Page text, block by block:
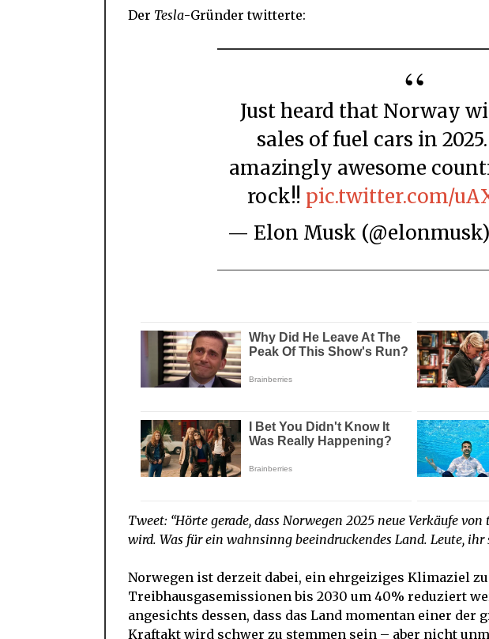
Der Tesla-Gründer twitterte:
Just heard that Norway will ban new
sales of fuel cars in
amazingly awesome
rock!! pic.twitter.com/
— Elon Musk (@elonmusk)
Tweet: “Hörte gerade, dass Norwegen 2025 neue Verkäufe
wird. Was für ein wahnsinng beeindruckendes Land. Leute, ihr
Norwegen ist derzeit dabei, ein ehrgeiziges Klimaziel
Treibhausgasemissionen bis 2030 um 40% reduziert
angesichts dessen, dass das Land momentan einer der
Kraftakt wird schwer zu stemmen sein – aber nicht